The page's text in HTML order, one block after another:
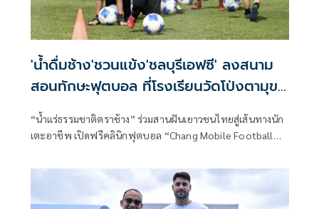
'น้ำดื่มช้าง'ชวนแข้ง'ชลบุรีเอฟซี' ลงสนาม
สอนทักษะฟุตบอล ที่โรงเรียนวัดโป่งตามุข
จ.ชลบุรี
“น้ำแร่ธรรมชาติตราช้าง” ร่วมสานฝันเยาวชนไทยสู่เส้นทางนัก
เตะอาชีพ เปิดฟรีคลินิกฟุตบอล “Chang Mobile Football
เตะจากสโมสรชลบุรี เอฟซี นำโดย “หนึ่ง” ชาญณรงค์ พรมศรี
แก้ว กัปตันทีมฉลามชล “เต้“ธนาเสฏฐ์ สุจริต และทีมโค้ชระดับ
ไลเซนส์ ที่มีมาตรฐานรับรองโดยสมาคมกีฬาฟุตบอลแห่ง